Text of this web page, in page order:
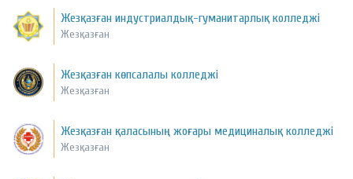
Жезқазған индустриалдық-гуманитарлық колледжі
Жезқазған
Жезқазған көпсалалы колледжі
Жезқазған
Жезқазған қаласының жоғары медициналық колледжі
Жезқазған